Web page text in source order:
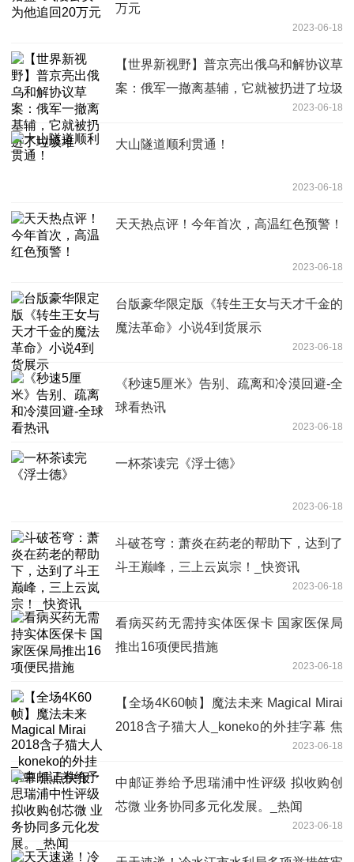
万元
2023-06-18
【世界新视野】普京亮出俄乌和解协议草
案：俄军一撤离基辅，它就被扔进了垃圾
2023-06-18
大山隧道顺利贯通！
2023-06-18
天天热点评！今年首次，高温红色预警！
2023-06-18
台版豪华限定版《转生王女与天才千金的
魔法革命》小说4到货展示
2023-06-18
《秒速5厘米》告别、疏离和冷漠回避-全
球看热讯
2023-06-18
一杯茶读完《浮士德》
2023-06-18
斗破苍穹：萧炎在药老的帮助下，达到了
斗王巅峰，三上云岚宗！_快资讯
2023-06-18
看病买药无需持实体医保卡 国家医保局
推出16项便民措施
2023-06-18
【全场4K60帧】魔法未来 Magical Mirai
2018含子猫大人_koneko的外挂字幕 焦
2023-06-18
中邮证券给予思瑞浦中性评级 拟收购创
芯微 业务协同多元化发展。_热闻
2023-06-18